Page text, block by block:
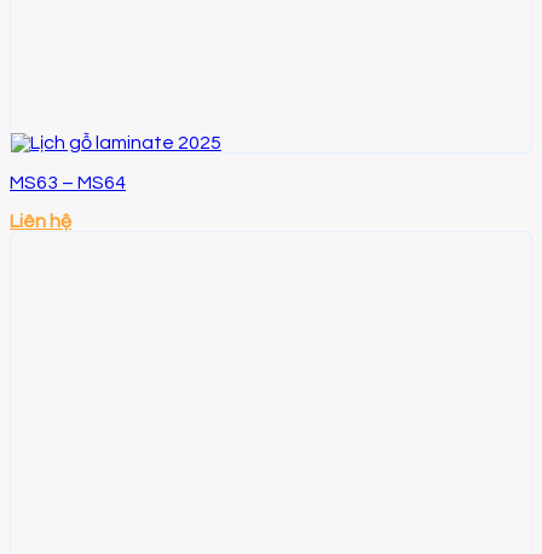
MS63 – MS64
Liên hệ